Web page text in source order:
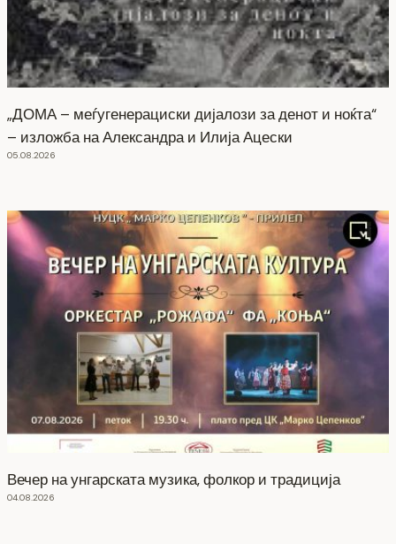
„ДОМА – меѓугенерациски дијалози за денот и ноќта“
– изложба на Александра и Илија Ацески
05.08.2026
Вечер на унгарската музика, фолкор и традиција
04.08.2026